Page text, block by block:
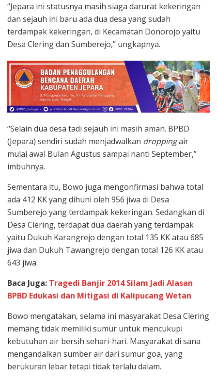
“Jepara ini statusnya masih siaga darurat kekeringan
dan sejauh ini baru ada dua desa yang sudah
terdampak kekeringan, di Kecamatan Donorojo yaitu
Desa Clering dan Sumberejo,” ungkapnya.
“Selain dua desa tadi sejauh ini masih aman. BPBD
(Jepara) sendiri sudah menjadwalkan droppingair
mulai awal Bulan Agustus sampai nanti September,”
imbuhnya.
Sementara itu, Bowo juga mengonfirmasi bahwa total
ada 412 KK yang dihuni oleh 956 jiwa di Desa
Sumberejo yang terdampak kekeringan. Sedangkan di
Desa Clering, terdapat dua daerah yang terdampak
yaitu Dukuh Karangrejo dengan total 135 KK atau 685
jiwa dan Dukuh Tawangrejo dengan total 126 KK atau
643 jiwa.
Baca Juga: Tragedi Banjir 2014 Silam Jadi Alasan
BPBD Edukasi dan Mitigasi di Kalipucang Wetan
Bowo mengatakan, selama ini masyarakat Desa Clering
memang tidak memiliki sumur untuk mencukupi
kebutuhan air bersih sehari-hari. Masyarakat di sana
mengandalkan sumber air dari sumur goa, yang
berukuran lebar tetapi tidak terlalu dalam.